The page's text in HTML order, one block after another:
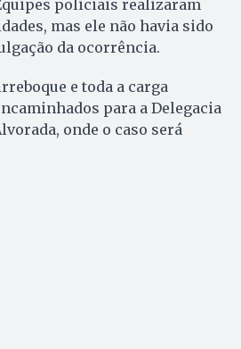
policiais realizaram
mas ele não havia sido
da ocorrência.
e toda a carga
para a Delegacia
onde o caso será